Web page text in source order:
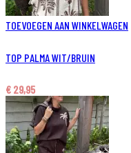
TOEVOEGEN AAN WINKELWAGEN
TOP PALMA WIT/BRUIN
€ 29,95